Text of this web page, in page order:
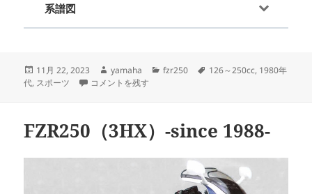
系譜図
投
稿
11月 22, 2023
作
成
yamaha
カ
fzr250
タ
126～250cc, 1980年
代, スポーツ FZR250R（3LN）-since 1989- に
コメントを残す
FZR250（3HX）-since 1988-